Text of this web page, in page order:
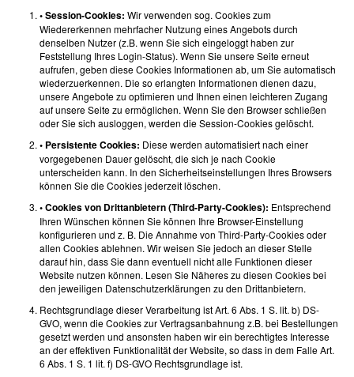
• Session-Cookies: Wir verwenden sog. Cookies zum
Wiedererkennen mehrfacher Nutzung eines Angebots durch
denselben Nutzer (z.B. wenn Sie sich eingeloggt haben zur
Feststellung Ihres Login-Status). Wenn Sie unsere Seite erneut
aufrufen, geben diese Cookies Informationen ab, um Sie automatisch
wiederzuerkennen. Die so erlangten Informationen dienen dazu,
unsere Angebote zu optimieren und Ihnen einen leichteren Zugang
auf unsere Seite zu ermöglichen. Wenn Sie den Browser schließen
oder Sie sich ausloggen, werden die Session-Cookies gelöscht.
• Persistente Cookies: Diese werden automatisiert nach einer
vorgegebenen Dauer gelöscht, die sich je nach Cookie
unterscheiden kann. In den Sicherheitseinstellungen Ihres Browsers
können Sie die Cookies jederzeit löschen.
• Cookies von Drittanbietern (Third-Party-Cookies): Entsprechend
Ihren Wünschen können Sie können Ihre Browser-Einstellung
konfigurieren und z. B. Die Annahme von Third-Party-Cookies oder
allen Cookies ablehnen. Wir weisen Sie jedoch an dieser Stelle
darauf hin, dass Sie dann eventuell nicht alle Funktionen dieser
Website nutzen können. Lesen Sie Näheres zu diesen Cookies bei
den jeweiligen Datenschutzerklärungen zu den Drittanbietern.
Rechtsgrundlage dieser Verarbeitung ist Art. 6 Abs. 1 S. lit. b) DS-
GVO, wenn die Cookies zur Vertragsanbahnung z.B. bei Bestellungen
gesetzt werden und ansonsten haben wir ein berechtigtes Interesse
an der effektiven Funktionalität der Website, so dass in dem Falle Art.
6 Abs. 1 S. 1 lit. f) DS-GVO Rechtsgrundlage ist.